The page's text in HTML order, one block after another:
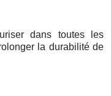
dans toutes les
la durabilité de